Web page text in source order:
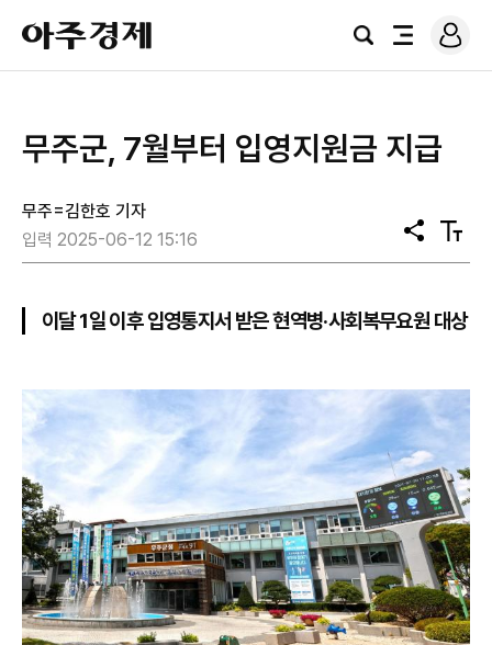
아
주
경
검
전
로
그
무주군, 7월부터 입영지원금 지급
무주=김한호 기자
입력 2025-06-12 15:16
공
유
텍
스
기
이달 1일 이후 입영통지서 받은 현역병·사회복무요원 대상